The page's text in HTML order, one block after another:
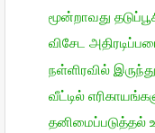
மூன்றாவது
விசேட
நள்ளிரவில்
வீட்டில்
தனிமைப்படுத்தல்